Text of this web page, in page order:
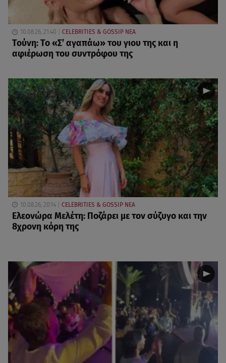
10.08.26, 21:40 CELEBRITIES & GOSSIP ΝΕΑ
Τούνη: Το «Σ’ αγαπάω» του γιου της και η
αφιέρωση του συντρόφου της
10.08.26, 20:14 CELEBRITIES & GOSSIP ΝΕΑ
Ελεονώρα Μελέτη: Ποζάρει με τον σύζυγο και την
8χρονη κόρη της